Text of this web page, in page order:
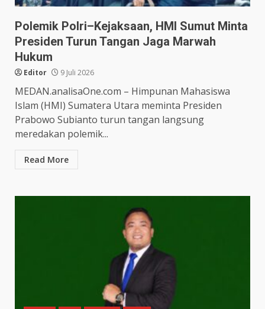
Polemik Polri–Kejaksaan, HMI Sumut Minta
Presiden Turun Tangan Jaga Marwah
Hukum
Editor 9 Juli 2026
MEDAN.analisaOne.com – Himpunan Mahasiswa
Islam (HMI) Sumatera Utara meminta Presiden
Prabowo Subianto turun tangan langsung
meredakan polemik...
Read More